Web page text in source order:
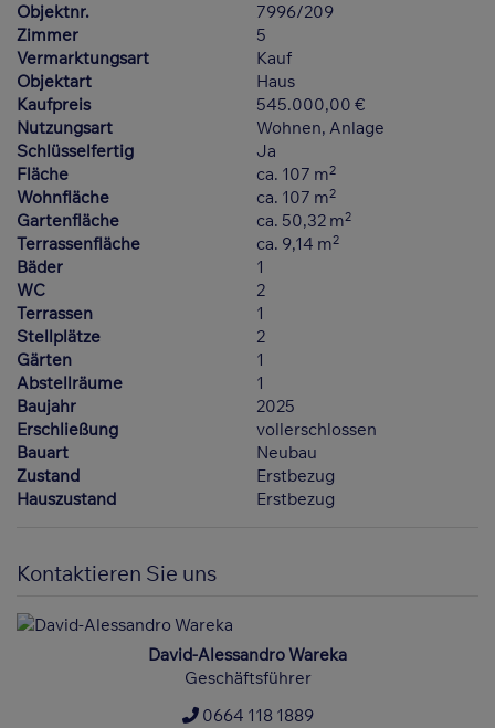
Objektnr.
7996/209
Zimmer
5
Vermarktungsart
Kauf
Objektart
Haus
Kaufpreis
545.000,00 €
Nutzungsart
Wohnen Anlage
Schlüsselfertig
Ja
Fläche
ca. 107 m2
Wohnfläche ca. 107 m2
Gartenfläche ca. 50,32 m2
Terrassenfläche ca. 9,14 m2
Bäder
1
WC
2
Terrassen
1
Stellplätze
2
Gärten
1
Abstellräume
1
Baujahr
2025
Erschließung
vollerschlossen
Bauart
Neubau
Zustand
Erstbezug
Hauszustand
Erstbezug
Kontaktieren Sie uns
David-Alessandro Wareka
Geschäftsführer
0664 118 1889